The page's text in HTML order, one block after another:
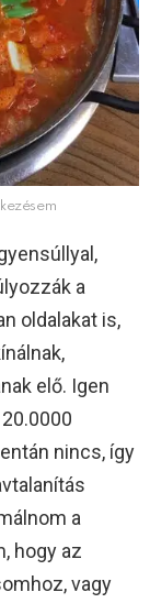
a
oldalakat is,
elő. Igen
nincs, így
a
hogy az
vagy